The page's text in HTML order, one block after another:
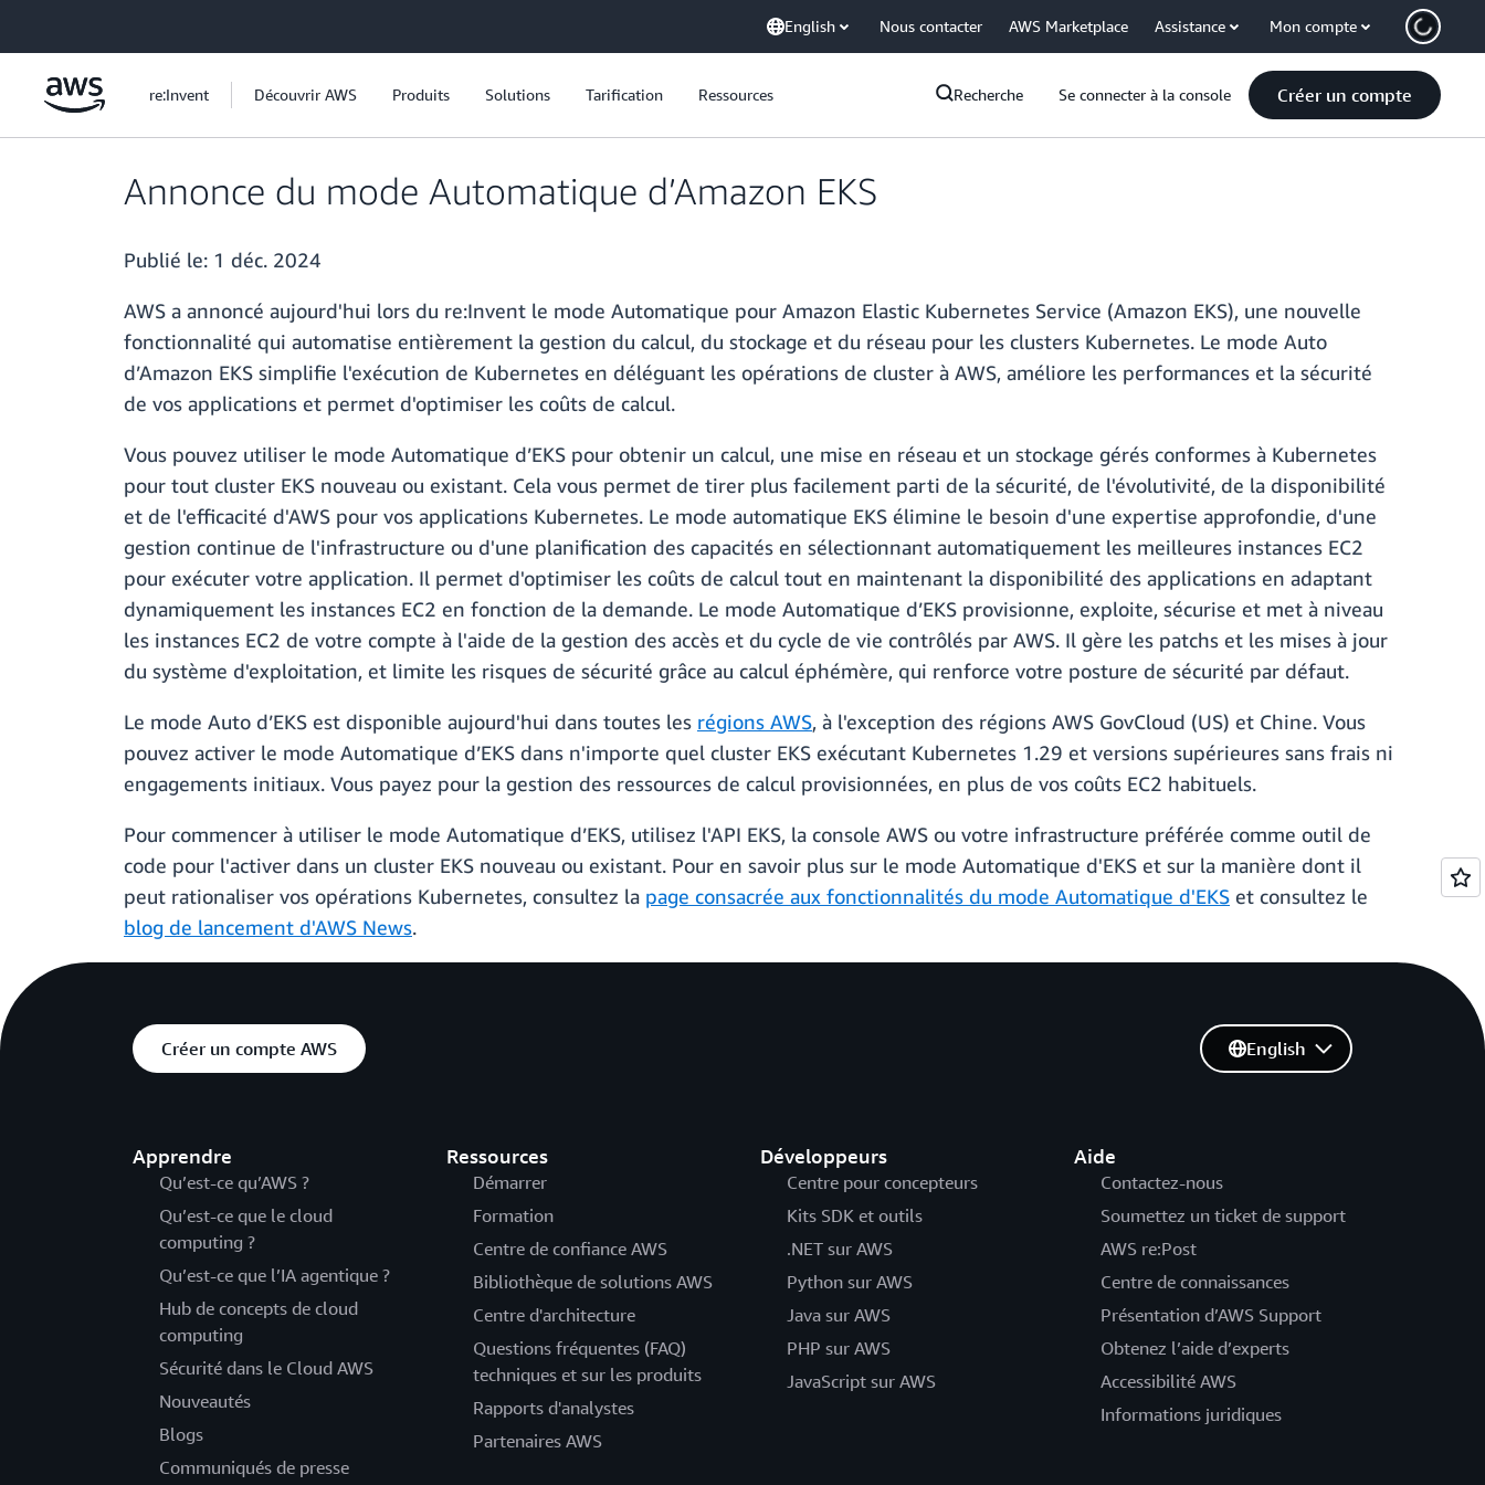
English Nous contacter AWS Marketplace Assistance Mon compte
re:Invent Découvrir AWS Produits Solutions Tarification Ressources Recherche Se connecter à la console Créer un compte
Annonce du mode Automatique d’Amazon EKS
Publié le: 1 déc. 2024
AWS a annoncé aujourd'hui lors du re:Invent le mode Automatique pour Amazon Elastic Kubernetes Service (Amazon EKS), une nouvelle
fonctionnalité qui automatise entièrement la gestion du calcul, du stockage et du réseau pour les clusters Kubernetes. Le mode Auto
d’Amazon EKS simplifie l'exécution de Kubernetes en déléguant les opérations de cluster à AWS, améliore les performances et la sécurité
de vos applications et permet d'optimiser les coûts de calcul.
Vous pouvez utiliser le mode Automatique d’EKS pour obtenir un calcul, une mise en réseau et un stockage gérés conformes à Kubernetes
pour tout cluster EKS nouveau ou existant. Cela vous permet de tirer plus facilement parti de la sécurité, de l'évolutivité, de la disponibilité
et de l'efficacité d'AWS pour vos applications Kubernetes. Le mode automatique EKS élimine le besoin d'une expertise approfondie, d'une
gestion continue de l'infrastructure ou d'une planification des capacités en sélectionnant automatiquement les meilleures instances EC2
pour exécuter votre application. Il permet d'optimiser les coûts de calcul tout en maintenant la disponibilité des applications en adaptant
dynamiquement les instances EC2 en fonction de la demande. Le mode Automatique d’EKS provisionne, exploite, sécurise et met à niveau
les instances EC2 de votre compte à l'aide de la gestion des accès et du cycle de vie contrôlés par AWS. Il gère les patchs et les mises à jour
du système d'exploitation, et limite les risques de sécurité grâce au calcul éphémère, qui renforce votre posture de sécurité par défaut.
Le mode Auto d’EKS est disponible aujourd'hui dans toutes les régions AWS, à l'exception des régions AWS GovCloud (US) et Chine. Vous
pouvez activer le mode Automatique d’EKS dans n'importe quel cluster EKS exécutant Kubernetes 1.29 et versions supérieures sans frais ni
engagements initiaux. Vous payez pour la gestion des ressources de calcul provisionnées, en plus de vos coûts EC2 habituels.
Pour commencer à utiliser le mode Automatique d’EKS, utilisez l'API EKS, la console AWS ou votre infrastructure préférée comme outil de
code pour l'activer dans un cluster EKS nouveau ou existant. Pour en savoir plus sur le mode Automatique d'EKS et sur la manière dont il
peut rationaliser vos opérations Kubernetes, consultez la page consacrée aux fonctionnalités du mode Automatique d'EKS et consultez le
blog de lancement d'AWS News.
Créer un compte AWS
Apprendre
Qu’est-ce qu’AWS ?
Qu’est-ce que le cloud
computing ?
Qu’est-ce que l’IA agentique ?
Hub de concepts de cloud
computing
Sécurité dans le Cloud AWS
Nouveautés
Blogs
Communiqués de presse
Ressources
Démarrer
Formation
Centre de confiance AWS
Bibliothèque de solutions AWS
Centre d'architecture
Questions fréquentes (FAQ)
techniques et sur les produits
Rapports d'analystes
Partenaires AWS
Développeurs
Centre pour concepteurs
Kits SDK et outils
.NET sur AWS
Python sur AWS
Java sur AWS
PHP sur AWS
JavaScript sur AWS
Aide
Contactez-nous
Soumettez un ticket de support
AWS re:Post
Centre de connaissances
Présentation d’AWS Support
Obtenez l’aide d’experts
Accessibilité AWS
Informations juridiques
English